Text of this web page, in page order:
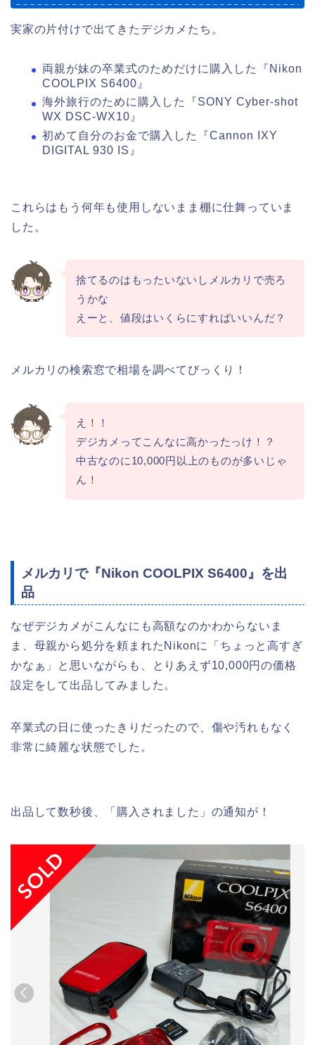
実家の片付けで出てきたデジカメたち。
両親が妹の卒業式のためだけに購入した『Nikon
COOLPIX S6400』
海外旅行のために購入した『SONY Cyber-shot
WX DSC-WX10』
初めて自分のお金で購入した『Cannon IXY
DIGITAL 930 IS』
これらはもう何年も使用しないまま棚に仕舞っていま
した。
捨てるのはもったいないしメルカリで売ろ
うかな
えーと、値段はいくらにすればいいんだ？
メルカリの検索窓で相場を調べてびっくり！
え！！
デジカメってこんなに高かったっけ！？
中古なのに10,000円以上のものが多いじゃ
ん！
メルカリで『Nikon COOLPIX S6400』を出
品
なぜデジカメがこんなにも高額なのかわからないま
ま、母親から処分を頼まれたNikonに「ちょっと高すぎ
かなぁ」と思いながらも、とりあえず10,000円の価格
設定をして出品してみました。
卒業式の日に使ったきりだったので、傷や汚れもなく
非常に綺麗な状態でした。
出品して数秒後、「購入されました」の通知が！